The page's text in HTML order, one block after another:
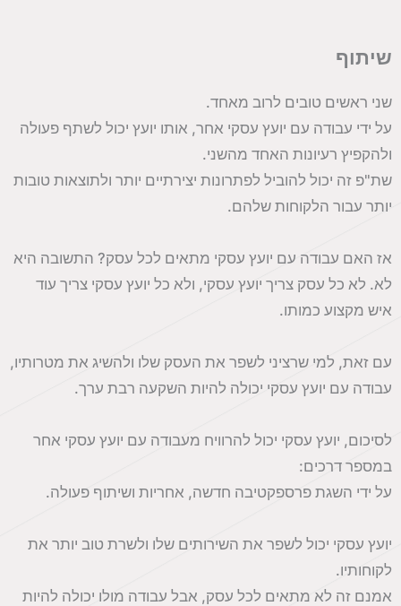
שיתוף
שני ראשים טובים לרוב מאחד.
על ידי עבודה עם יועץ עסקי אחר, אותו יועץ יכול לשתף פעולה
ולהקפיץ רעיונות האחד מהשני.
שת"פ זה יכול להוביל לפתרונות יצירתיים יותר ולתוצאות טובות
יותר עבור הלקוחות שלהם.
אז האם עבודה עם יועץ עסקי מתאים לכל עסק? התשובה היא
לא. לא כל עסק צריך יועץ עסקי, ולא כל יועץ עסקי צריך עוד
איש מקצוע כמותו.
עם זאת, למי שרציני לשפר את העסק שלו ולהשיג את מטרותיו,
עבודה עם יועץ עסקי יכולה להיות השקעה רבת ערך.
לסיכום, יועץ עסקי יכול להרוויח מעבודה עם יועץ עסקי אחר
במספר דרכים:
על ידי השגת פרספקטיבה חדשה, אחריות ושיתוף פעולה.
יועץ עסקי יכול לשפר את השירותים שלו ולשרת טוב יותר את
לקוחותיו.
אמנם זה לא מתאים לכל עסק, אבל עבודה מולו יכולה להיות